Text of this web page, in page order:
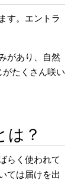
す。エントラ
があり、自然
たくさん咲い
は？
らく使われて
ては届けを出